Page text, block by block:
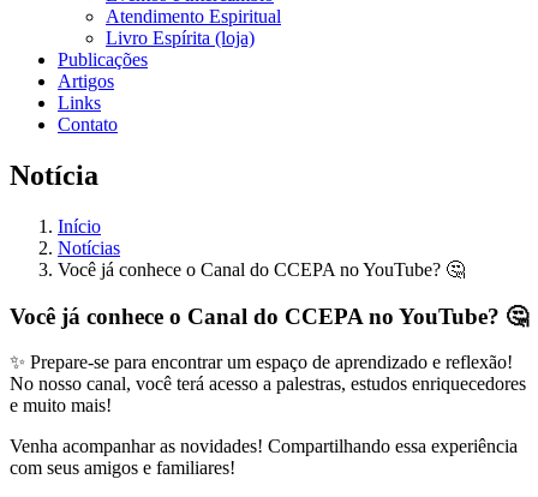
Atendimento Espiritual
Livro Espírita (loja)
Publicações
Artigos
Links
Contato
Notícia
Início
Notícias
Você já conhece o Canal do CCEPA no YouTube? 🤔
Você já conhece o Canal do CCEPA no YouTube? 🤔
✨ Prepare-se para encontrar um espaço de aprendizado e reflexão!
No nosso canal, você terá acesso a palestras, estudos enriquecedores
e muito mais!
Venha acompanhar as novidades! Compartilhando essa experiência
com seus amigos e familiares!